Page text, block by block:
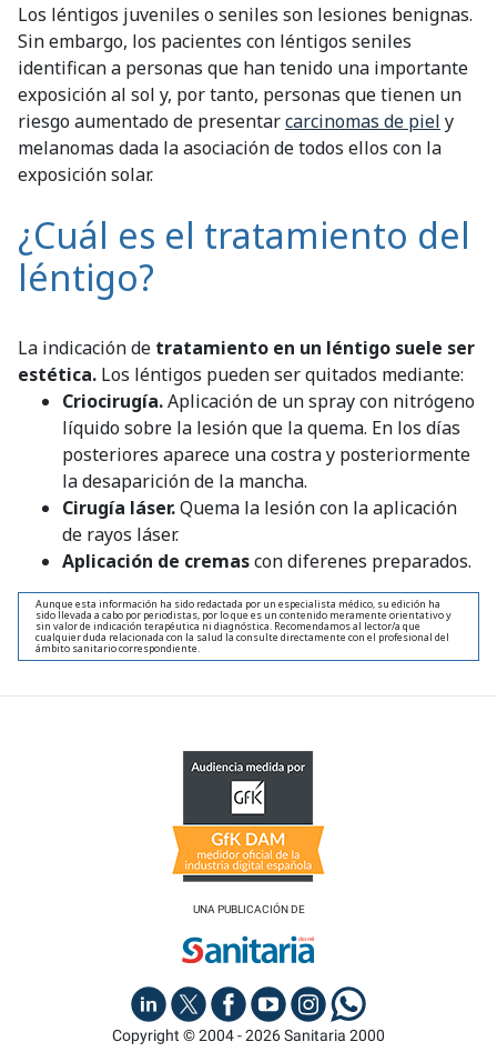
Los léntigos juveniles o seniles son lesiones benignas.
Sin embargo, los pacientes con léntigos seniles
identifican a personas que han tenido una importante
exposición al sol y, por tanto, personas que tienen un
riesgo aumentado de presentarcarcinomas de piel y
melanomas dada la asociación de todos ellos con la
exposición solar.
¿Cuál es el tratamiento del
léntigo?
La indicación de tratamiento en un léntigo suele ser
estética. Los léntigos pueden ser quitados mediante:
Criocirugía.Aplicación de un spray con nitrógeno
líquido sobre la lesión que la quema. En los días
posteriores aparece una costra y posteriormente
la desaparición de la mancha.
Cirugía láser.Quema la lesión con la aplicación
de rayos láser.
Aplicación de cremascon diferenes preparados.
Aunque esta información ha sido redactada por un especialista médico, su edición ha
sido llevada a cabo por periodistas, por lo que es un contenido meramente orientativo y
sin valor de indicación terapéutica ni diagnóstica. Recomendamos al lector/a que
cualquier duda relacionada con la salud la consulte directamente con el profesional del
ámbito sanitario correspondiente.
UNA PUBLICACIÓN DE
Copyright © 2004 - 2026 Sanitaria 2000